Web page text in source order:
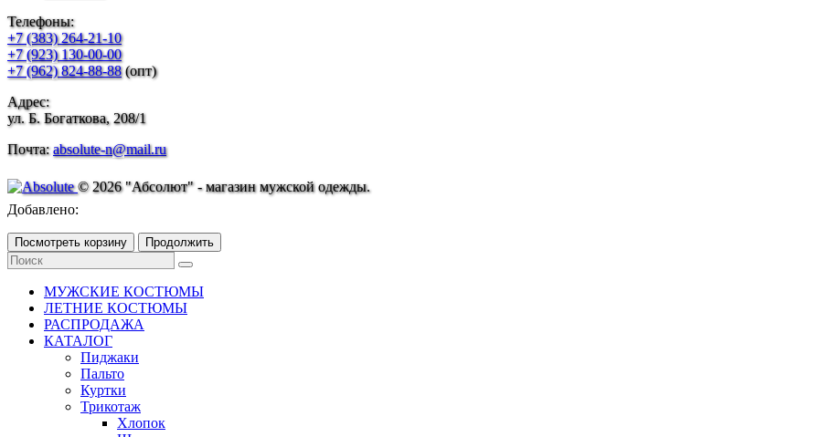
Телефоны:
+7 (383) 264-21-10
+7 (923) 130-00-00
+7 (962) 824-88-88(опт)
Адрес:
ул. Б. Богаткова, 208/1
Почта:absolute-n@mail.ru
© 2026 "Абсолют" - магазин мужской одежды.
Добавлено:
Посмотреть корзину Продолжить
МУЖСКИЕ КОСТЮМЫ
ЛЕТНИЕ КОСТЮМЫ
РАСПРОДАЖА
КАТАЛОГ
Пиджаки
Пальто
Куртки
Трикотаж
Хлопок